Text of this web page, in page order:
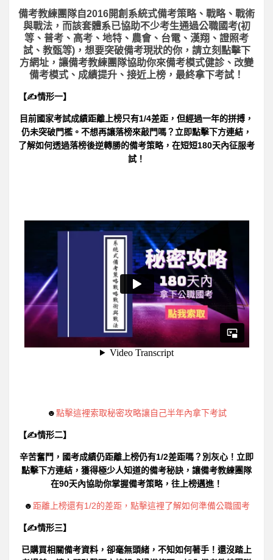
備考教練團隊自2016開創系統式備考策略、戰略、戰術
與戰法，而該套體系已協助不少考生通過公職國考(初
等、普考、高考、地特、農會、台電、漢翔、證照考
試、教甄等)，想要突破備考現狀的你，請立刻點擊下
方網址，讓備考教練團隊協助你來備考模式健診、改變
備考模式、成績提升、接近上榜，最終拿下考試！
【✍情形一】
目前國家考試成績距離上榜只有1/4差距，但經過一年的拼搏，
仍未突破門檻。不想再讓落榜來敲門嗎？立即點擊下方連結，
了解如何透過落榜後逆轉勝的備考策略，在短短180天內征服考
試！
☻點擊這裡索取秘密攻略讓自己半年內拿下考試
【✍情形二】
辛苦奮鬥，國考成績仍距離上榜仍有1/2差距嗎？別灰心！立即
點擊下方連結，獲得極少人知道的備考秘訣，讓備考教練團隊
在90天內協助你掌握備考策略，往上榜邁進！
☻ 距離上榜還有1/2的差距，點擊這裡了解如何準備公職國考
【✍情形三】
已購買相關備考資料，卻毫無頭緒，不知如何著手！還沒踏上